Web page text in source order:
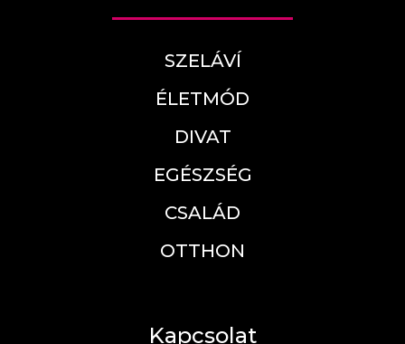
SZELÁVÍ
ÉLETMÓD
DIVAT
EGÉSZSÉG
CSALÁD
OTTHON
Kapcsolat